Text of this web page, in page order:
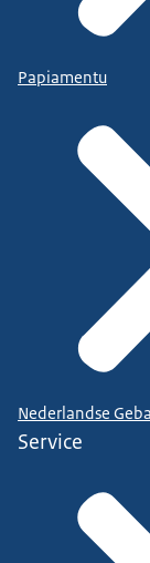
Papiamentu
Nederlandse
Service